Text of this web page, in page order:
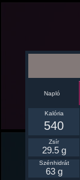
Napló
Kalória
540
Zsír
29.5 g
Szénhidrát
63 g